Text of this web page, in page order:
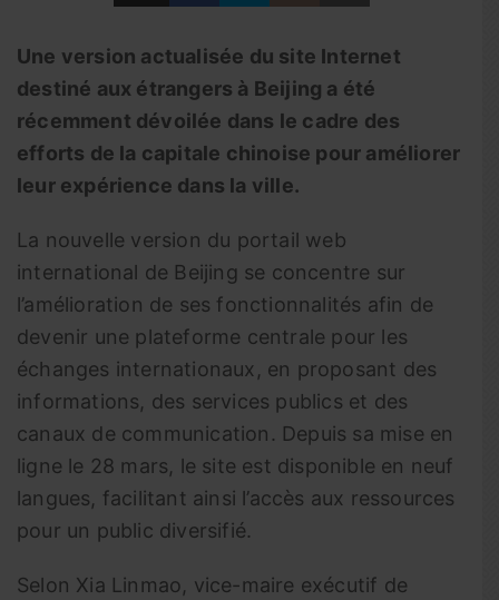
Une version actualisée du site Internet
destiné aux étrangers à Beijing a été
récemment dévoilée dans le cadre des
efforts de la capitale chinoise pour améliorer
leur expérience dans la ville.
La nouvelle version du portail web
international de Beijing se concentre sur
l’amélioration de ses fonctionnalités afin de
devenir une plateforme centrale pour les
échanges internationaux, en proposant des
informations, des services publics et des
canaux de communication. Depuis sa mise en
ligne le 28 mars, le site est disponible en neuf
langues, facilitant ainsi l’accès aux ressources
pour un public diversifié.
Selon Xia Linmao, vice-maire exécutif de